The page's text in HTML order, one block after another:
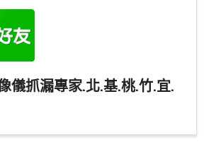
儀抓漏專家.北.基.桃.竹.宜.